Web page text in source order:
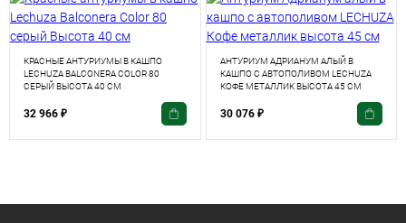
КРАСНЫЕ АНТУРИУМЫ В КАШПО
LECHUZA BALCONERA COLOR 80
СЕРЫЙ ВЫСОТА 40 СМ
32 966 ₽
АНТУРИУМ АДРИАНУМ АЛЫЙ В
КАШПО С АВТОПОЛИВОМ LECHUZA
КОФЕ МЕТАЛЛИК ВЫСОТА 45 СМ
30 076 ₽